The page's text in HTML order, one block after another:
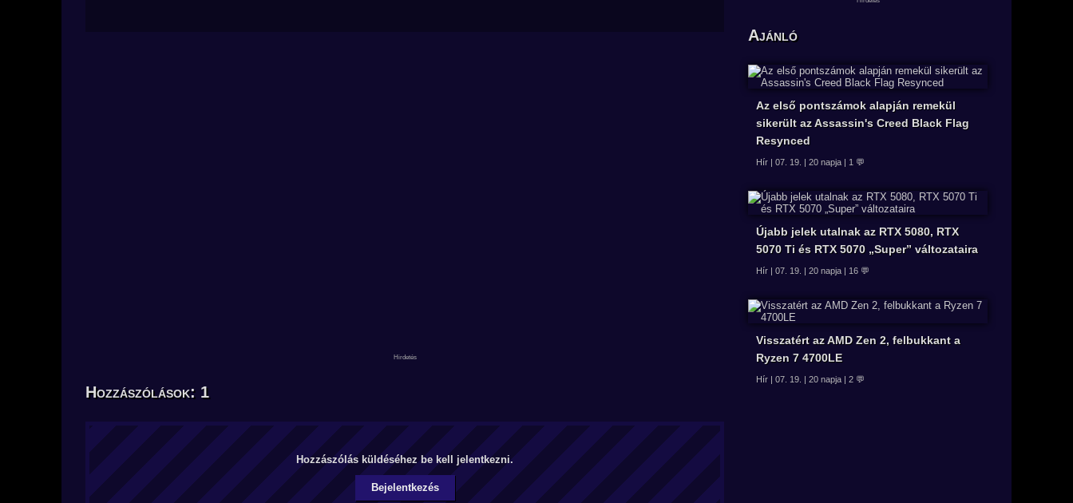
Hozzászólások: 1
Hozzászólás küldéséhez be kell jelentkezni.
Bejelentkezés
Ajánló
Az első pontszámok alapján remekül
sikerült az Assassin's Creed Black Flag
Resynced
Hír | 07. 19. | 20 napja | 1 💬
Újabb jelek utalnak az RTX 5080, RTX
5070 Ti és RTX 5070 „Super” változataira
Hír | 07. 19. | 20 napja | 16 💬
Visszatért az AMD Zen 2, felbukkant a
Ryzen 7 4700LE
Hír | 07. 19. | 20 napja | 2 💬